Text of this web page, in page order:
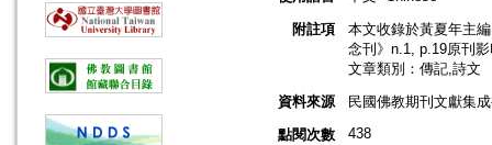
附註項
本文收錄於黃夏年主
念刊》n.1, p.19原刊
文章類別：傳記,詩文
資料來源
民國佛教期刊文獻集
點閱次數
438